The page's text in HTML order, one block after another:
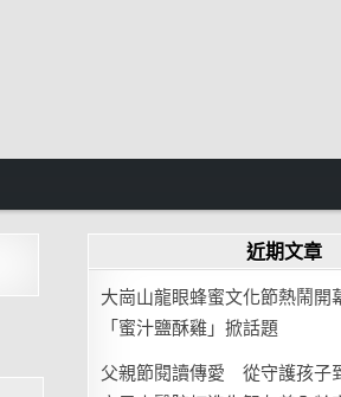
近期文章
大崗山龍眼蜂蜜文化節熱鬧
「蜜汁鹽酥雞」掀話題
父親節閱讀傳愛 從守護孩